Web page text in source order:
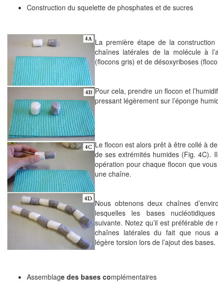
Construction du squelette de phosphates et de sucres
La première étape de la construction
chaînes latérales de la molécule à
(flocons gris) et de désoxyriboses
Pour cela, prendre un flocon et
pressant légèrement sur l’éponge
Le flocon est alors prêt à être collé à
de ses extrémités humides (Fig. 4C).
opération pour chaque flocon que
une chaîne.
Nous obtenons deux chaînes
lesquelles les bases
suivante. Notez qu’il est préférable
chaînes latérales du fait que nous
légère torsion lors de l’ajout des bases.
Assemblage des bases complémentaires